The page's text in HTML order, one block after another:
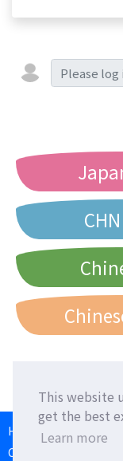
This website
get the best
Learn more
HOME
Communication Square